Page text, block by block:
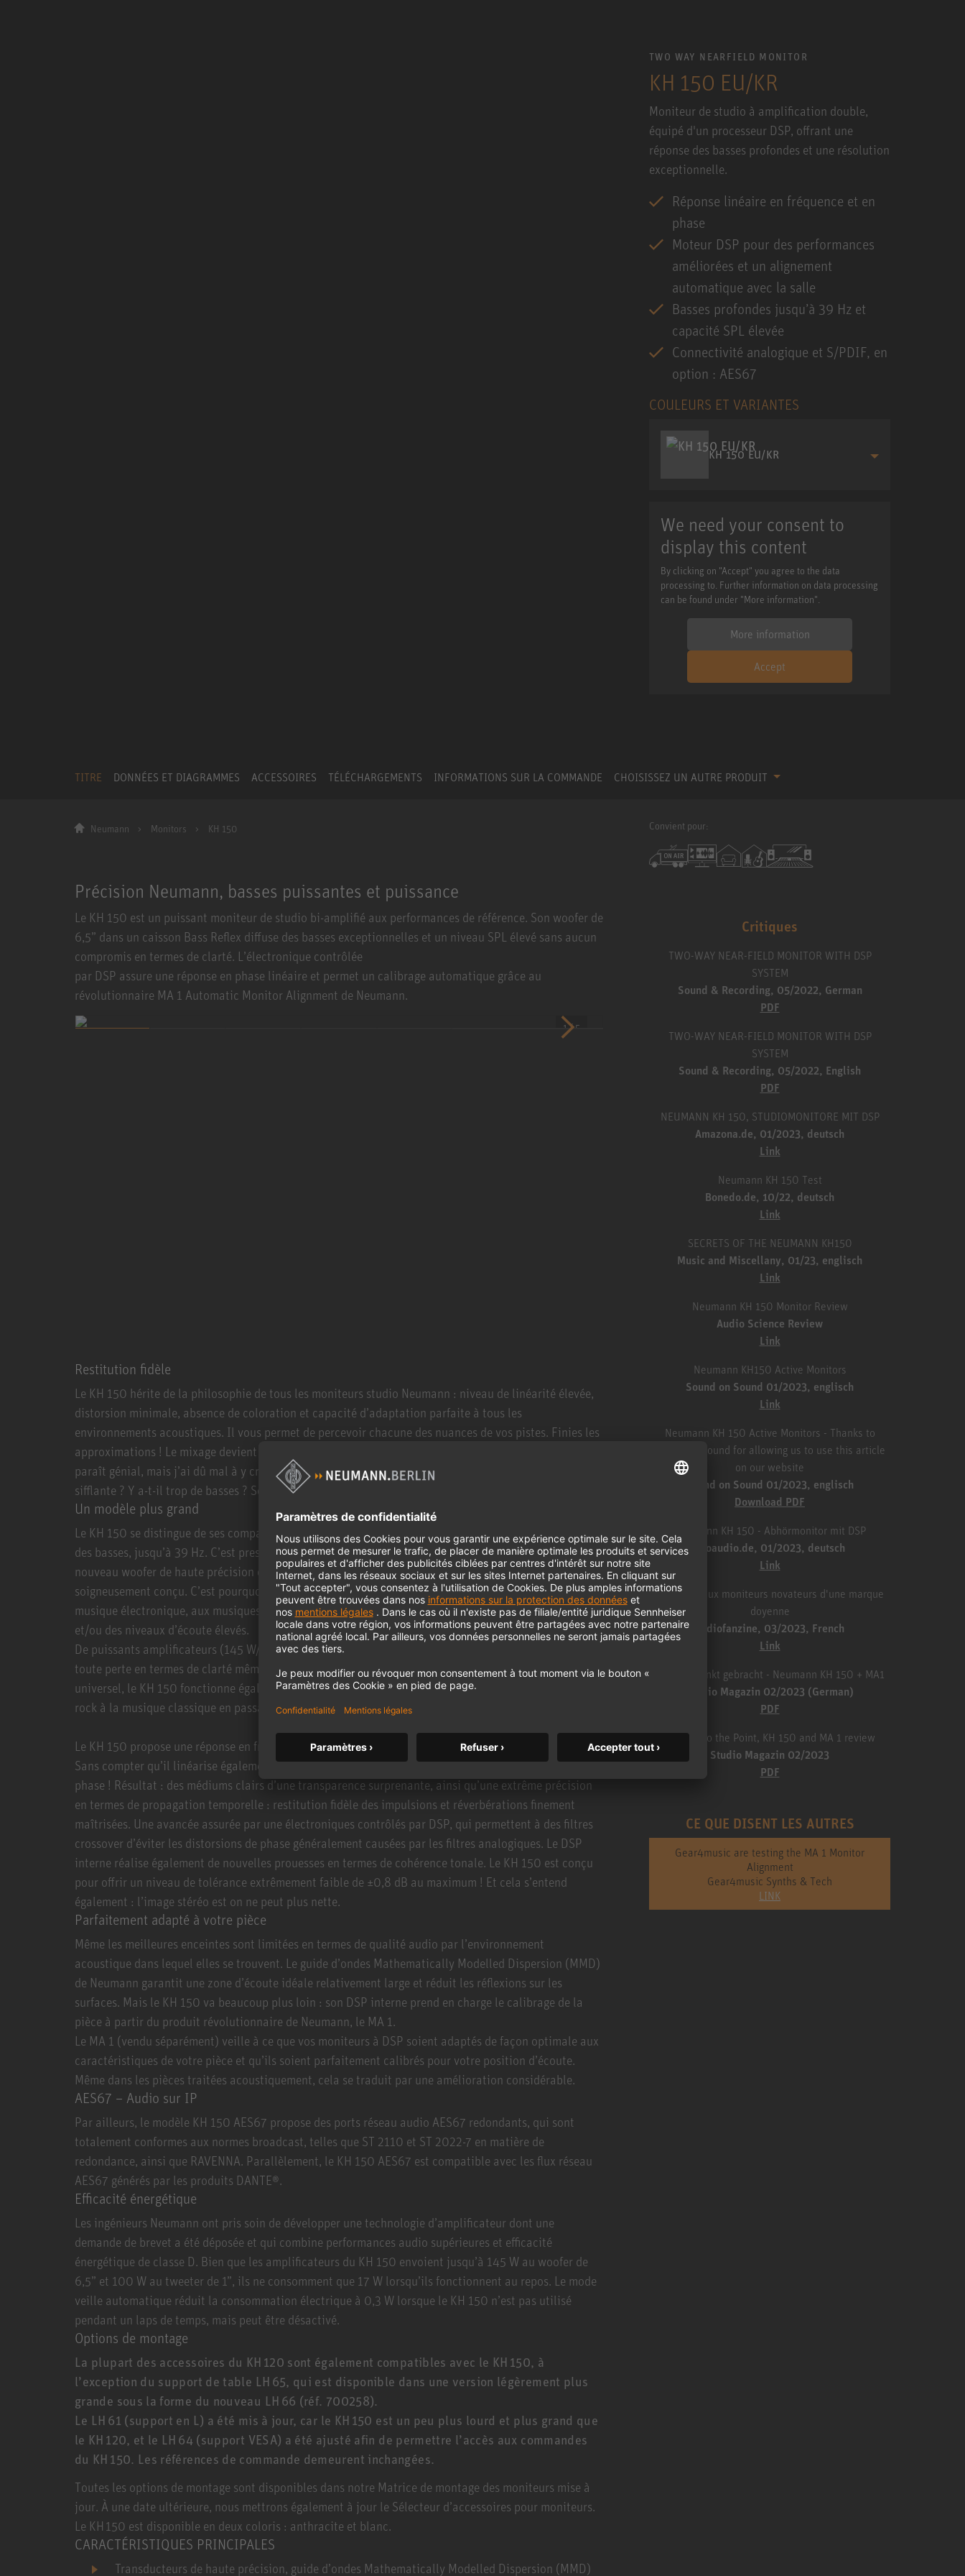
TWO WAY NEARFIELD MONITOR
KH 150 EU/KR
Moniteur de studio à amplification double,
équipé d'un processeur DSP, offrant une
réponse des basses profondes et une résolution
exceptionnelle.
Réponse linéaire en fréquence et en
phase
Moteur DSP pour des performances
améliorées et un alignement
automatique avec la salle
Basses profondes jusqu’à 39 Hz et
capacité SPL élevée
Connectivité analogique et S/PDIF, en
option : AES67
COULEURS ET VARIANTES
KH 150 EU/KR
We need your consent to
display this content
By clicking on "Accept" you agree to the data
processing to. Further information on data processing
can be found under "More information".
More information
Accept
TITRE DONNÉES ET DIAGRAMMES ACCESSOIRES TÉLÉCHARGEMENTS INFORMATIONS SUR LA COMMANDE CHOISISSEZ UN AUTRE PRODUIT
Neumann Monitors KH 150
Précision Neumann, basses puissantes et puissance
Le KH 150 est un puissant moniteur de studio bi-amplifié aux performances de référence. Son woofer de
6,5” dans un caisson Bass Reflex diffuse des basses exceptionnelles et un niveau SPL élevé sans aucun
compromis en termes de clarté. L’électronique contrôlée
par DSP assure une réponse en phase linéaire et permet un calibrage automatique grâce au
révolutionnaire MA 1 Automatic Monitor Alignment de Neumann.
1 / 5
Restitution fidèle
Le KH 150 hérite de la philosophie de tous les moniteurs studio Neumann : niveau de linéarité élevée,
distorsion minimale, absence de coloration et capacité d’adaptation parfaite à tous les
environnements acoustiques. Il vous permet de percevoir chacune des nuances de vos pistes. Finies les
approximations ! Le mixage devient bien plus rapide et plus simple. Et bien plus créatif également : ça
paraît génial, mais j’ai dû mal à y croire ! Cette voix est-elle suffisamment claire ou au contraire
sifflante ? Y a-t-il trop de basses ? Seul le KH 150 vous le dira. En toute honnêteté.
Un modèle plus grand
Le KH 150 se distingue de ses compagnons de plus petite taille par sa réponse plus profonde au niveau
des basses, jusqu’à 39 Hz. C’est presque aussi bas que le KH 310, moins compact, merci au tout
nouveau woofer de haute précision de 6,5” du KH 150 intégré dans un caisson Bass Reflex
soigneusement conçu. C’est pourquoi le KH 150 convient parfaitement à la musique urbaine, à la
musique électronique, aux musiques de film et à tous les styles qui nécessitent des basses étendues
et/ou des niveaux d’écoute élevés.
De puissants amplificateurs (145 W/100 W) et les dispositifs de protection sophistiqués empêchent
toute perte en termes de clarté même à des niveaux SPL élevés. Mais en tant que produit résolument
universel, le KH 150 fonctionne également tout aussi bien pour tous les autres genres musicaux, du
rock à la musique classique en passant par les applications de broadcast et de voix off.
Le KH 150 propose une réponse en fréquence exceptionnellement linéaire de 39 Hz à 21 kHz (±3 dB).
Sans compter qu’il linéarise également la réponse en
phase ! Résultat : des médiums clairs d’une transparence surprenante, ainsi qu’une extrême précision
en termes de propagation temporelle : restitution fidèle des impulsions et réverbérations finement
maîtrisées. Une avancée assurée par une électroniques contrôlés par DSP, qui permettent à des filtres
crossover d’éviter les distorsions de phase généralement causées par les filtres analogiques. Le DSP
interne réalise également de nouvelles prouesses en termes de cohérence tonale. Le KH 150 est conçu
pour offrir un niveau de tolérance extrêmement faible de ±0,8 dB au maximum ! Et cela s’entend
également : l’image stéréo est on ne peut plus nette.
Parfaitement adapté à votre pièce
Même les meilleures enceintes sont limitées en termes de qualité audio par l’environnement
acoustique dans lequel elles se trouvent. Le guide d’ondes Mathematically Modelled Dispersion (MMD)
de Neumann garantit une zone d’écoute idéale relativement large et réduit les réflexions sur les
surfaces. Mais le KH 150 va beaucoup plus loin : son DSP interne prend en charge le calibrage de la
pièce à partir du produit révolutionnaire de Neumann, le MA 1.
Le MA 1 (vendu séparément) veille à ce que vos moniteurs à DSP soient adaptés de façon optimale aux
caractéristiques de votre pièce et qu’ils soient parfaitement calibrés pour votre position d’écoute.
Même dans les pièces traitées acoustiquement, cela se traduit par une amélioration considérable.
AES67 – Audio sur IP
Par ailleurs, le modèle KH 150 AES67 propose des ports réseau audio AES67 redondants, qui sont
totalement conformes aux normes broadcast, telles que ST 2110 et ST 2022-7 en matière de
redondance, ainsi que RAVENNA. Parallèlement, le KH 150 AES67 est compatible avec les flux réseau
AES67 générés par les produits DANTE®.
Efficacité énergétique
Les ingénieurs Neumann ont pris soin de développer une technologie d’amplificateur dont une
demande de brevet a été déposée et qui combine performances audio supérieures et efficacité
énergétique de classe D. Bien que les amplificateurs du KH 150 envoient jusqu’à 145 W au woofer de
6,5” et 100 W au tweeter de 1”, ils ne consomment que 17 W lorsqu’ils fonctionnent au repos. Le mode
veille automatique réduit la consommation électrique à 0,3 W lorsque le KH 150 n’est pas utilisé
pendant un laps de temps, mais peut être désactivé.
Options de montage
La plupart des accessoires du KH 120 sont également compatibles avec le KH 150, à
l’exception du support de table LH 65, qui est disponible dans une version légèrement plus
grande sous la forme du nouveau LH 66 (réf. 700258).
Le LH 61 (support en L) a été mis à jour, car le KH 150 est un peu plus lourd et plus grand que
le KH 120, et le LH 64 (support VESA) a été ajusté afin de permettre l’accès aux commandes
du KH 150. Les références de commande demeurent inchangées.
Toutes les options de montage sont disponibles dans notre Matrice de montage des moniteurs mise à
jour. À une date ultérieure, nous mettrons également à jour le Sélecteur d’accessoires pour moniteurs.
Le KH 150 est disponible en deux coloris : anthracite et blanc.
CARACTÉRISTIQUES PRINCIPALES
Transducteurs de haute précision, guide d’ondes Mathematically Modelled Dispersion (MMD)
Convient pour:
Critiques
TWO-WAY NEAR-FIELD MONITOR WITH DSP
SYSTEM
Sound & Recording, 05/2022, German
PDF
TWO-WAY NEAR-FIELD MONITOR WITH DSP
SYSTEM
Sound & Recording, 05/2022, English
PDF
NEUMANN KH 150, STUDIOMONITORE MIT DSP
Amazona.de, 01/2023, deutsch
Link
Neumann KH 150 Test
Bonedo.de, 10/22, deutsch
Link
SECRETS OF THE NEUMANN KH150
Music and Miscellany, 01/23, englisch
Link
Neumann KH 150 Monitor Review
Audio Science Review
Link
Neumann KH150 Active Monitors
Sound on Sound 01/2023, englisch
Link
Neumann KH 150 Active Monitors - Thanks to
Sound On Sound for allowing us to use this article
on our website
Sound on Sound 01/2023, englisch
Download PDF
Neumann KH 150 - Abhörmonitor mit DSP
proaudio.de, 01/2023, deutsch
Link
Les nouveaux moniteurs novateurs d'une marque
doyenne
audiofanzine, 03/2023, French
Link
Auf den Punkt gebracht - Neumann KH 150 + MA1
Studio Magazin 02/2023 (German)
PDF
Straight to the Point, KH 150 and MA 1 review
Studio Magazin 02/2023
PDF
CE QUE DISENT LES AUTRES
Gear4music are testing the MA 1 Monitor
Alignment
Gear4music Synths & Tech
LINK